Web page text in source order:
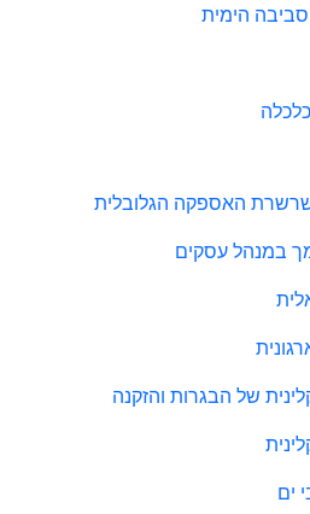
הימית
האספקה הגלובלית
של הבגרות והזקנה